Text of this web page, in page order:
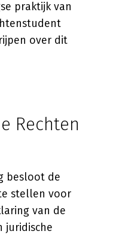
praktijk van
over dit
Rechten
besloot de
stellen voor
van de
juridische